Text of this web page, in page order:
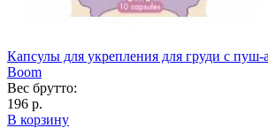
Капсулы для укрепления для груди с
Boom
Вес брутто:
196 р.
В корзину